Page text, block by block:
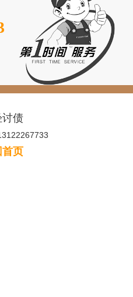
司，10 年经
验，5 亿 + 追
回欠款
司，5 名持证法
务，3000 + 案
例零投诉
讨债
首页